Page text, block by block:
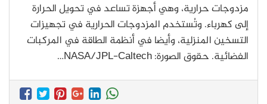
مزدوجات حرارية، وهي أجهزة تساعد في تحويل الحرارة
إلى كهرباء. وتُستخدم المزدوجات الحرارية في تجهيزات
التسخين المنزلية، وأيضا في أنظمة الطاقة في المركبات
الفضائية. حقوق الصورة: NASA/JPL-Caltech…